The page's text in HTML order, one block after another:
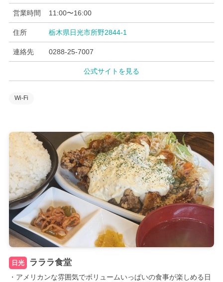
営業時間 11:00〜16:00
住所 栃木県日光市所野2844-1
連絡先 0288-25-7007
公式サイトを見る
Wi-Fi
日光 ラララ食堂
・アメリカンな雰囲気でボリュームいっぱいの食事が楽しめる日